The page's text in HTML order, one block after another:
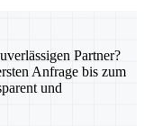
Partner?
Anfrage bis zum
und